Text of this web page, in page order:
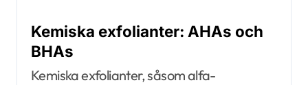
Kemiska exfolianter: AHAs och
BHAs
Kemiska exfolianter, såsom alfa-